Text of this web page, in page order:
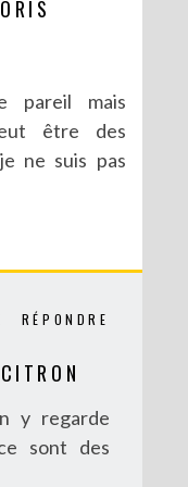
pareil mais
être des
ne suis pas
RÉPONDRE
y regarde
sont des